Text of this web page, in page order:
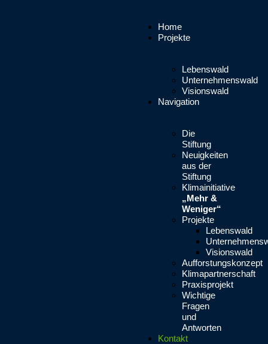
Home
Projekte
Lebenswald
Unternehmenswald
Visionswald
Navigation
Die
Stiftung
Neuigkeiten
aus der
Stiftung
Klimainitiative
„Mehr &
Weniger“
Projekte
Lebenswald
Visionswald
Aufforstungskonzept
Klimapartnerschaft
Praxisprojekt
Wichtige
Fragen
und
Antworten
Kontakt